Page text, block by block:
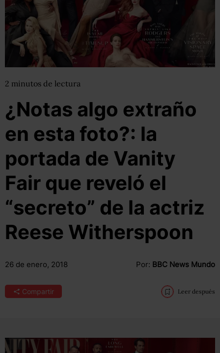
2 minutos de lectura
¿Notas algo extraño
en esta foto?: la
portada de Vanity
Fair que reveló el
“secreto” de la actriz
Reese Witherspoon
26 de enero, 2018 Por: BBC News Mundo
Compartir Leer después